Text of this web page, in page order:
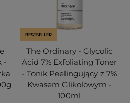
-
BESTSELLER
The Ordinary - Glycolic
Acid 7% Exfoliating Toner
- Tonik Peelingujący z 7%
Kwasem Glikolowym -
100ml